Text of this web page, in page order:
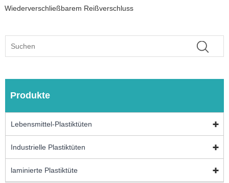
Wiederverschließbarem Reißverschluss
Produkte
Lebensmittel-Plastiktüten
Industrielle Plastiktüten
laminierte Plastiktüte